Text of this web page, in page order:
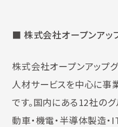
■ 株式会社オープンアッ
株式会社オープンアップ
人材サービスを中心に事
です。国内にある12社の
動車・機電・半導体製造